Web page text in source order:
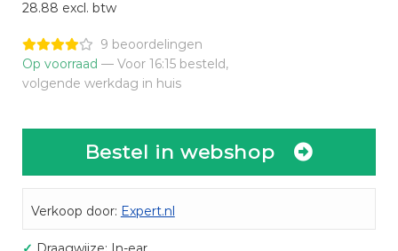
was:
€41,94.€34,95.
28.88 excl. btw
9 beoordelingen
Op voorraad — Voor 16:15 besteld,
volgende werkdag in huis
Bestel in webshop
Verkoop door: Expert.nl